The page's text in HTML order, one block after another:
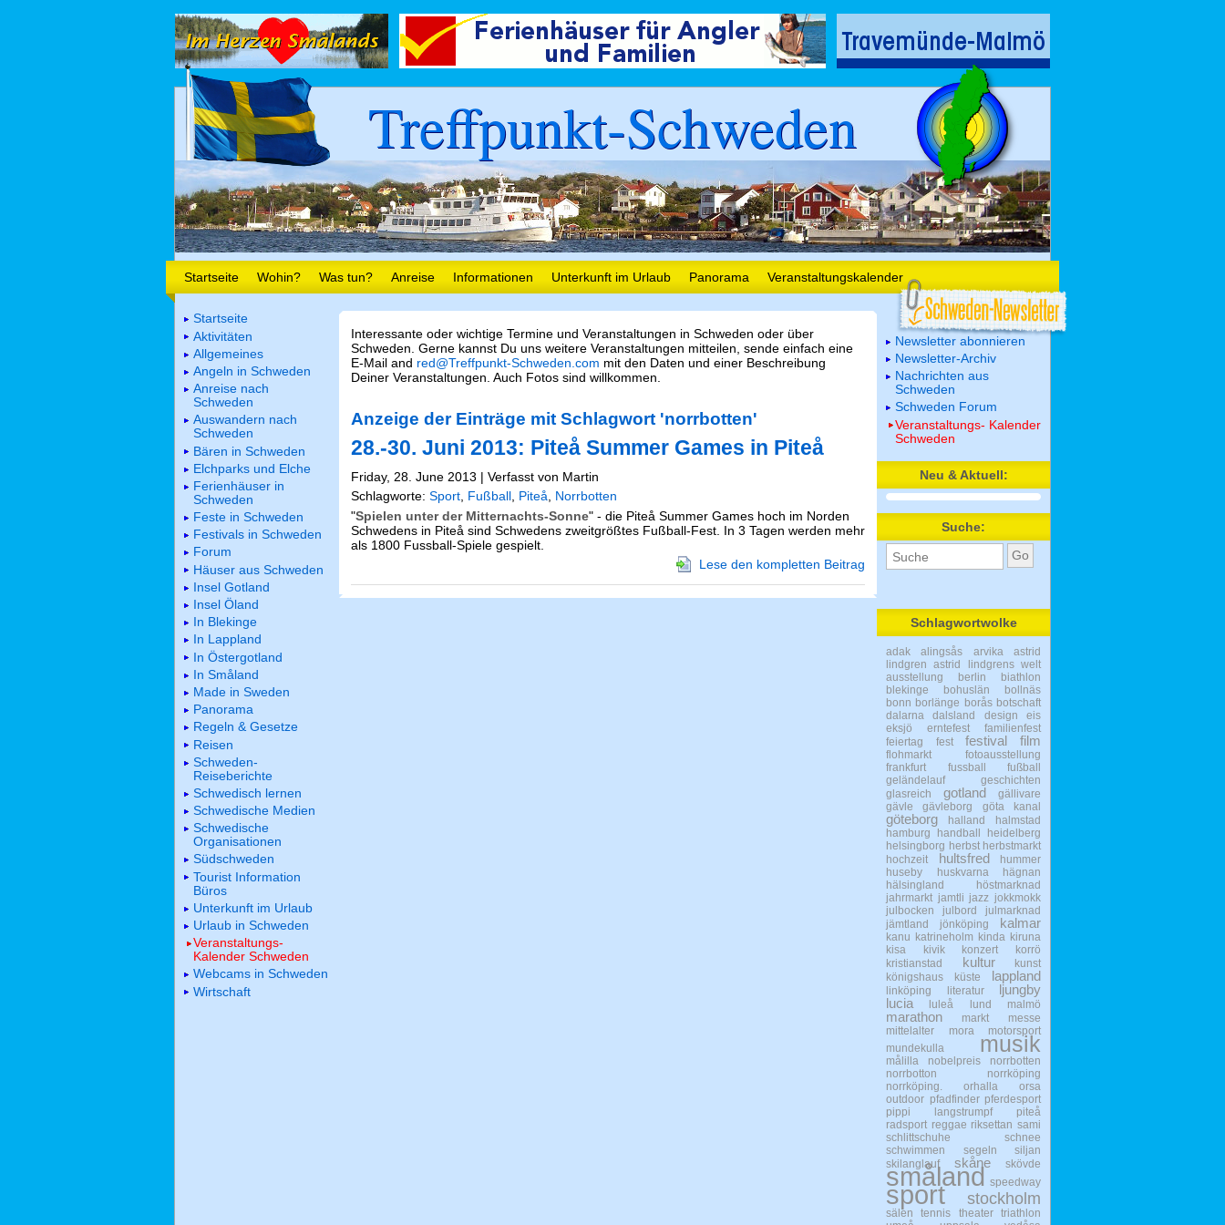
Treffpunkt-Schweden
Startseite Wohin? Was tun? Anreise Informationen Unterkunft im Urlaub Panorama Veranstaltungskalender
Interessante oder wichtige Termine und Veranstaltungen in Schweden oder über
Schweden. Gerne kannst Du uns weitere Veranstaltungen mitteilen, sende einfach eine
E-Mail and red@Treffpunkt-Schweden.com mit den Daten und einer Beschreibung
Deiner Veranstaltungen. Auch Fotos sind willkommen.
Anzeige der Einträge mit Schlagwort 'norrbotten'
28.-30. Juni 2013: Piteå Summer Games in Piteå
Friday, 28. June 2013 | Verfasst von Martin
Schlagworte: Sport, Fußball, Piteå, Norrbotten
"Spielen unter der Mitternachts-Sonne" - die Piteå Summer Games hoch im Norden
Schwedens in Piteå sind Schwedens zweitgrößtes Fußball-Fest. In 3 Tagen werden mehr
als 1800 Fussball-Spiele gespielt.
Lese den kompletten Beitrag
Startseite
Aktivitäten
Allgemeines
Angeln in Schweden
Anreise nach
Schweden
Auswandern nach
Schweden
Bären in Schweden
Elchparks und Elche
Ferienhäuser in
Schweden
Feste in Schweden
Festivals in Schweden
Forum
Häuser aus Schweden
Insel Gotland
Insel Öland
In Blekinge
In Lappland
In Östergotland
In Småland
Made in Sweden
Panorama
Regeln & Gesetze
Reisen
Schweden-
Reiseberichte
Schwedisch lernen
Schwedische Medien
Schwedische
Organisationen
Südschweden
Tourist Information
Büros
Unterkunft im Urlaub
Urlaub in Schweden
Veranstaltungs-
Kalender Schweden
Webcams in Schweden
Wirtschaft
Newsletter abonnieren
Newsletter-Archiv
Nachrichten aus
Schweden
Schweden Forum
Veranstaltungs- Kalender
Schweden
Neu & Aktuell:
Suche:
Schlagwortwolke
adak alingsås arvika
astrid
lindgren
astrid lindgrens welt
ausstellung
berlin
biathlon
blekinge
bohuslän
bollnäs
bonn borlänge borås botschaft
dalarna
dalsland design
eis
eksjö
erntefest
familienfest
feiertag
fest festival film
flohmarkt
fotoausstellung
frankfurt
fussball
fußball
geländelauf
geschichten
glasreich
gotland
gällivare
gävle
gävleborg göta kanal
göteborg halland
halmstad
hamburg
handball
heidelberg
helsingborg herbst herbstmarkt
hochzeit
hultsfred
hummer
huseby
huskvarna
hägnan
hälsingland
höstmarknad
jahrmarkt jamtli jazz jokkmokk
julbocken
julbord
julmarknad
jämtland
jönköping kalmar
kanu katrineholm kinda
kiruna
kisa
kivik konzert
korrö
kristianstad
kultur
kunst
königshaus
küste lappland
linköping literatur
ljungby
lucia
luleå lund malmö
marathon markt
messe
mittelalter
mora
motorsport
mundekulla
musik
målilla nobelpreis
norrbotten
norrbotton
norrköping
norrköping.
orhalla
orsa
outdoor pfadfinder pferdesport
pippi langstrumpf
piteå
radsport reggae riksettan sami
schlittschuhe
schnee
schwimmen
segeln
siljan
skilanglauf
skåne skövde
småland speedway
sport stockholm
sälen tennis theater
triathlon